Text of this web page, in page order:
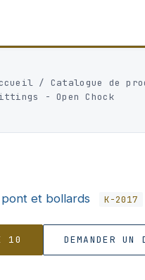
/ Catalogue de
- Open Chock
et bollards K-2017
10 DEMANDER UN